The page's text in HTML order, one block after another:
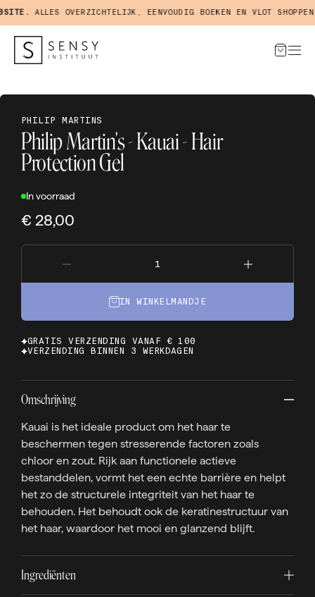
ALLES OVERZICHTELIJK, EENVOUDIG BOEKEN EN VLOT SHOPPEN
PHILIP MARTINS
Philip Martin's - Kauai - Hair
Protection Gel
In voorraad
€ 28,00
IN WINKELMANDJE
GRATIS VERZENDING VANAF € 100
VERZENDING BINNEN 3 WERKDAGEN
Omschrijving
Kauai is het ideale product om het haar te
beschermen tegen stresserende factoren zoals
chloor en zout. Rijk aan functionele actieve
bestanddelen, vormt het een echte barrière en helpt
het zo de structurele integriteit van het haar te
behouden. Het behoudt ook de keratinestructuur van
het haar, waardoor het mooi en glanzend blijft.
Ingrediënten